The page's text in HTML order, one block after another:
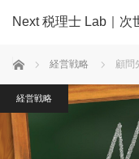
Next 税理士 Lab｜次
ホーム 経営戦略 顧問
経営戦略